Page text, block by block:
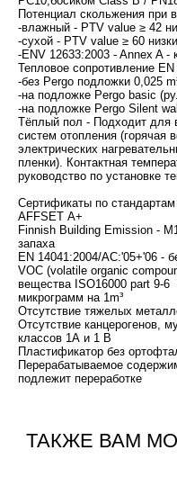
Потенциал скольжения при
-влажный - PTV value ≥ 42
-сухой - PTV value ≥ 60
-ENV 12633:2003 - Annex A -
Тепловое сопротивление EN
-без Pergo подложки 0,025
-на подложке Pergo basic
-на подложке Pergo Silent
Тёплый пол - Подходит для
систем отопления (горячая
электрических
пленки). Контактная
руководство по установке
Сертификаты по стандартам
AFFSET А+
Finnish Building Emission -
запаха
EN 14041:2004/AC:'05+'06 -
VOC (volatile organic
вещества ISO16000 part 9-
микрограмм на 1m³
Отсутствие тяжелых
Отсутствие канцерогенов,
классов 1А и 1 В
Пластификатор без
Перерабатываемое
подлежит переработке
ТАКЖЕ ВАМ